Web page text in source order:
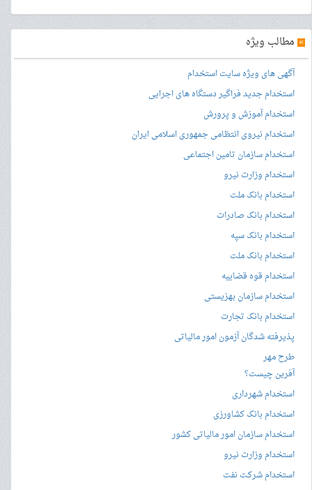
» مطالب ویژه
آگهی های ویژه سایت استخدام
استخدام جدید فراگیر دستگاه های اجرایی
استخدام آموزش و پرورش
استخدام نیروی انتظامی جمهوری اسلامی ایران
استخدام سازمان تامین اجتماعی
استخدام وزارت نیرو
استخدام بانک ملت
استخدام بانک صادرات
استخدام بانک سپه
استخدام بانک ملت
استخدام قوه قضاییه
استخدام سازمان بهزیستی
استخدام بانک تجارت
پذیرفته شدگان آزمون امور مالیاتی
طرح مهر
آفرین چیست؟
استخدام شهرداری
استخدام بانک کشاورزی
استخدام سازمان امور مالیاتی کشور
استخدام وزارت نیرو
استخدام شرکت نفت